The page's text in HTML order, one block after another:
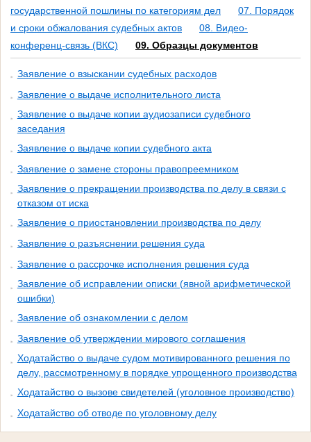
государственной пошлины по категориям дел
07. Порядок
и сроки обжалования судебных актов
08. Видео-
конференц-связь (ВКС)
09. Образцы документов
Заявление о взыскании судебных расходов
Заявление о выдаче исполнительного листа
Заявление о выдаче копии аудиозаписи судебного
заседания
Заявление о выдаче копии судебного акта
Заявление о замене стороны правопреемником
Заявление о прекращении производства по делу в связи с
отказом от иска
Заявление о приостановлении производства по делу
Заявление о разъяснении решения суда
Заявление о рассрочке исполнения решения суда
Заявление об исправлении описки (явной арифметической
ошибки)
Заявление об ознакомлении с делом
Заявление об утверждении мирового соглашения
Ходатайство о выдаче судом мотивированного решения по
делу, рассмотренному в порядке упрощенного производства
Ходатайство о вызове свидетелей (уголовное производство)
Ходатайство об отводе по уголовному делу